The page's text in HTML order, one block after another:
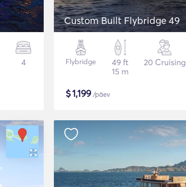
4
Custom Built Flybridge 49
Flybridge
49 ft
15 m
20 Cruising
$1,199/päev